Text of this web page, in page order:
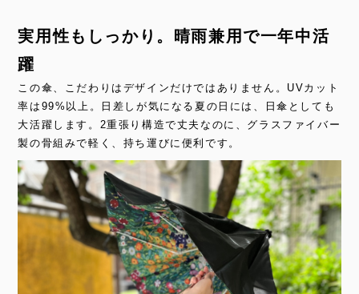
実用性もしっかり。晴雨兼用で一年中活
躍
この傘、こだわりはデザインだけではありません。UVカット
率は99%以上。日差しが気になる夏の日には、日傘としても
大活躍します。2重張り構造で丈夫なのに、グラスファイバー
製の骨組みで軽く、持ち運びに便利です。